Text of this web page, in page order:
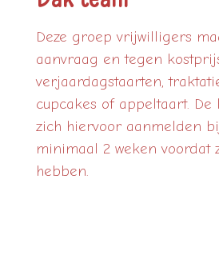
Deze groep vrijwilligers
aanvraag en tegen
verjaardagstaarten,
cupcakes of appeltaart.
zich hiervoor aanmelden
minimaal 2 weken voordat
hebben.